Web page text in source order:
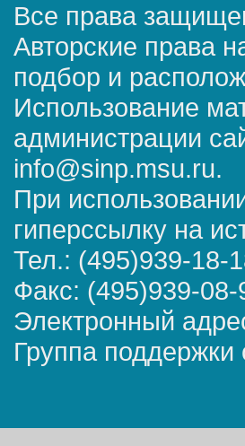
Все права
Авторские права
подбор и
Использование
администрации
info@sinp.msu.ru.
При
гиперссылку на
Тел.: (495)939-18-
Факс: (495)939-08-
Электронный
Группа